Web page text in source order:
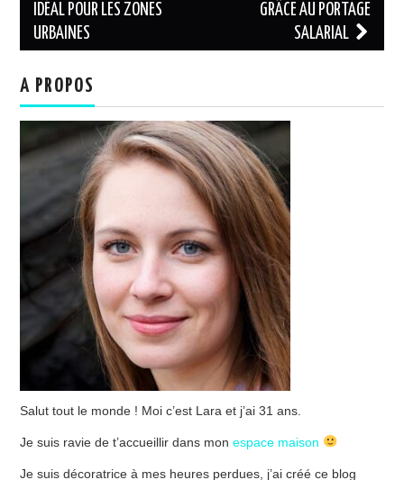
articles
IDÉAL POUR LES ZONES
URBAINES
GRÂCE AU PORTAGE
SALARIAL
A PROPOS
Salut tout le monde ! Moi c’est Lara et j’ai 31 ans.
Je suis ravie de t’accueillir dans monespace maison
Je suis décoratrice à mes heures perdues, j’ai créé ce blog